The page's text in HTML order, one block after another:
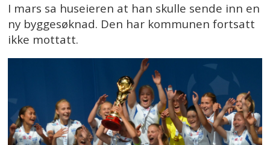
I mars sa huseieren at han skulle sende inn en
ny byggesøknad. Den har kommunen fortsatt
ikke mottatt.